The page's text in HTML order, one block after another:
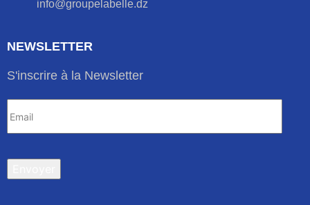
info@groupelabelle.dz
NEWSLETTER
S'inscrire à la Newsletter